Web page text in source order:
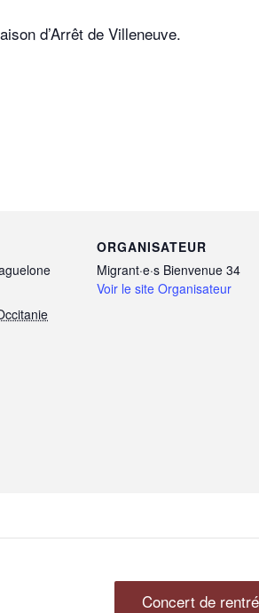
d’Arrêt de Villeneuve.
ORGANISATEUR
Migrant·e·s Bienvenue 34
Voir le site Organisateur
Concert de